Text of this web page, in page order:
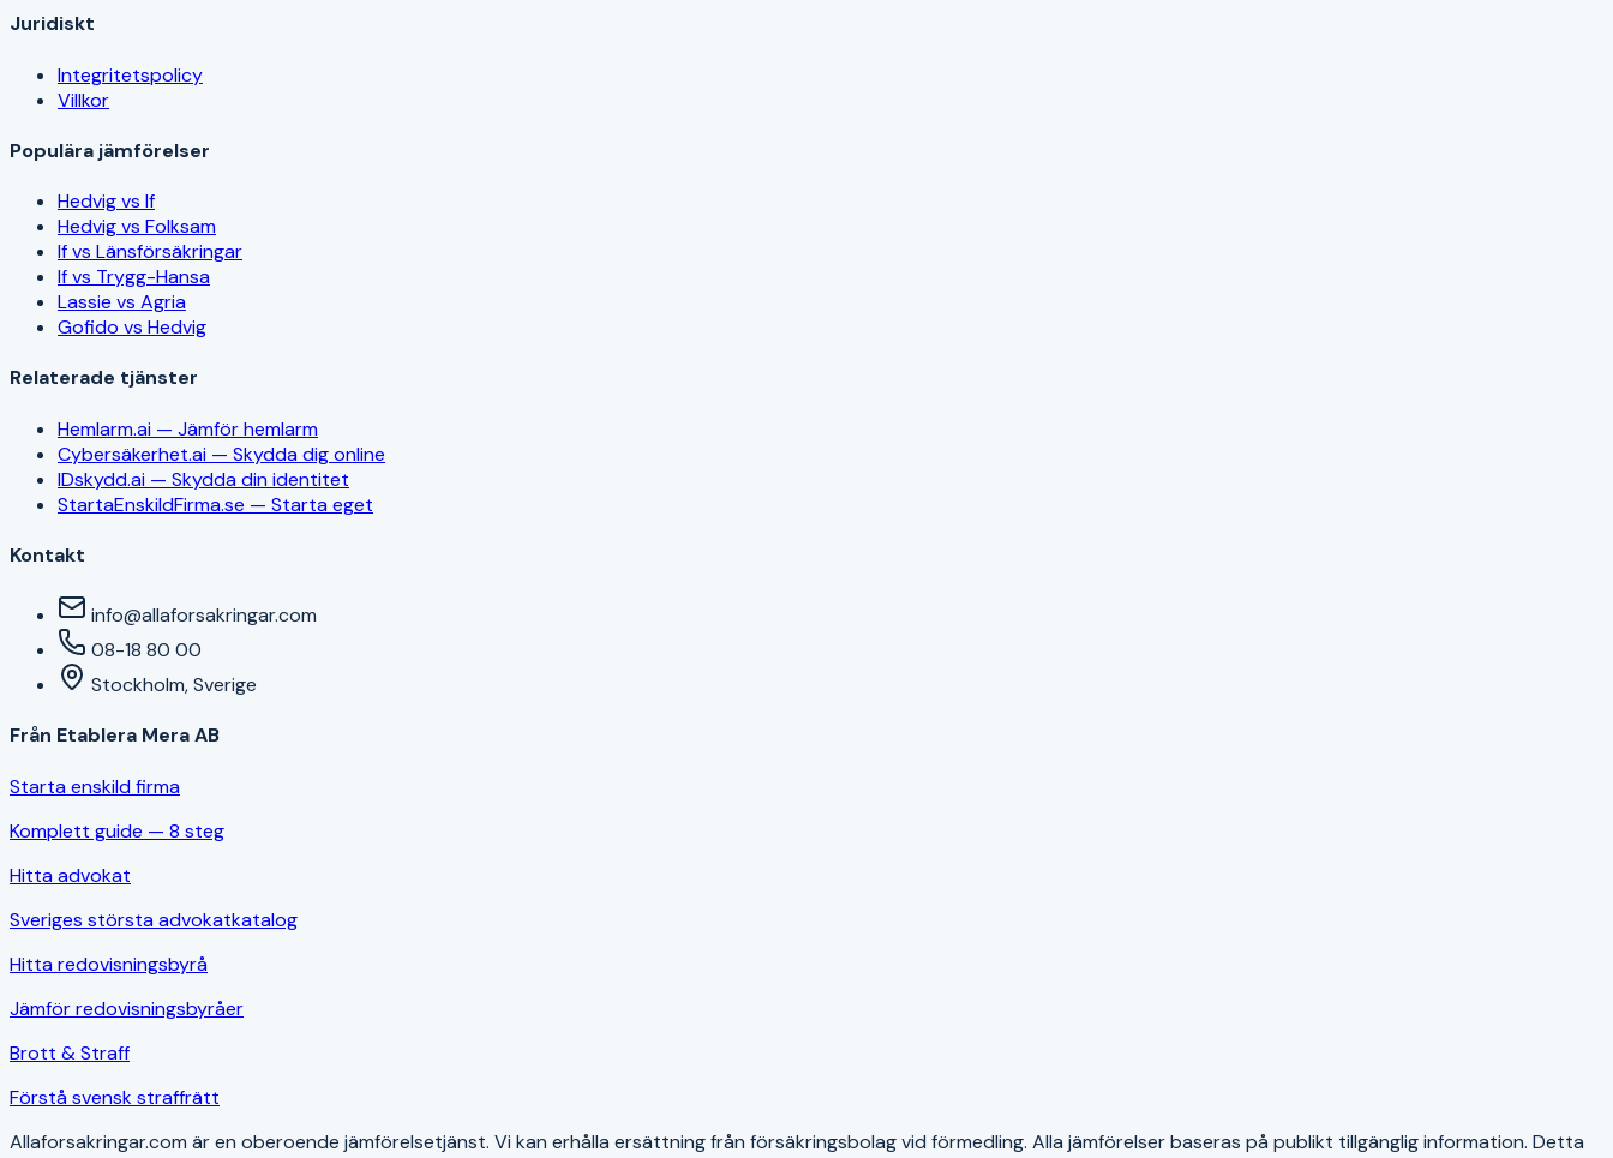
Juridiskt
Integritetspolicy
Villkor
Populära jämförelser
Hedvig vs If
Hedvig vs Folksam
If vs Länsförsäkringar
If vs Trygg-Hansa
Lassie vs Agria
Gofido vs Hedvig
Relaterade tjänster
Hemlarm.ai — Jämför hemlarm
Cybersäkerhet.ai — Skydda dig online
IDskydd.ai — Skydda din identitet
StartaEnskildFirma.se — Starta eget
Kontakt
info@allaforsakringar.com
08-18 80 00
Stockholm, Sverige
Från Etablera Mera AB
Starta enskild firma
Komplett guide — 8 steg
Hitta advokat
Sveriges största advokatkatalog
Hitta redovisningsbyrå
Jämför redovisningsbyråer
Brott & Straff
Förstå svensk straffrätt
Allaforsakringar.com är en oberoende jämförelsetjänst. Vi kan erhålla ersättning från försäkringsbolag vid förmedling. Alla jämförelser baseras på publikt tillgänglig information. Detta